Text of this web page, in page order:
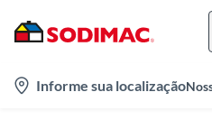
Informe sua localização